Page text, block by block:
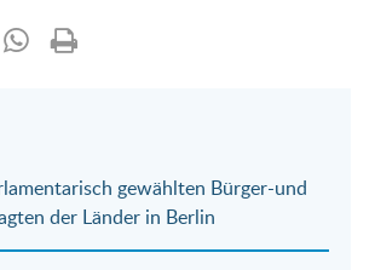
gewählten Bürger-und
der Länder in Berlin